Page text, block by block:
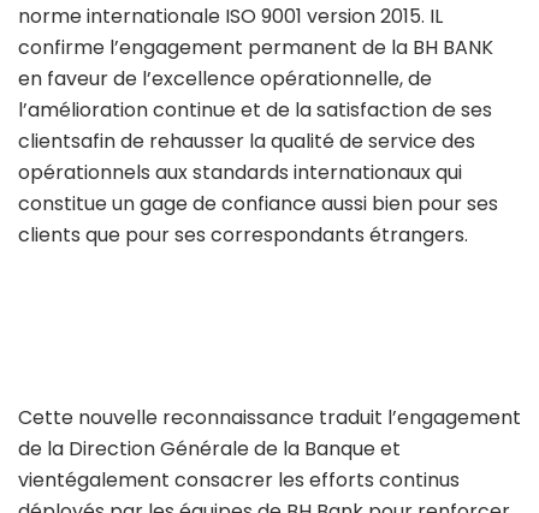
norme internationale ISO 9001 version 2015. IL
confirme l’engagement permanent de la BH BANK
en faveur de l’excellence opérationnelle, de
l’amélioration continue et de la satisfaction de ses
clientsafin de rehausser la qualité de service des
opérationnels aux standards internationaux qui
constitue un gage de confiance aussi bien pour ses
clients que pour ses correspondants étrangers.
Cette nouvelle reconnaissance traduit l’engagement
de la Direction Générale de la Banque et
vientégalement consacrer les efforts continus